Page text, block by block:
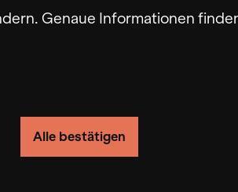
Genaue Informationen
Alle bestätigen